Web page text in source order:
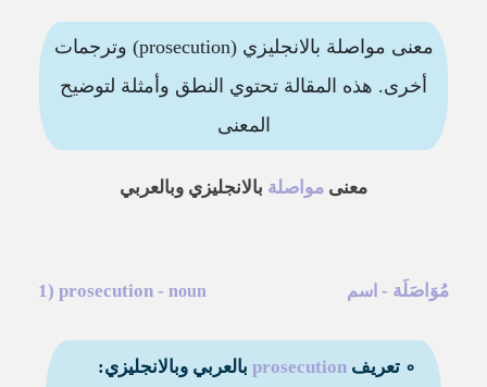
معنى مواصلة بالانجليزي (prosecution) وترجمات
أخرى. هذه المقالة تحتوي النطق وأمثلة لتوضيح
المعنى
معنى مواصلة بالانجليزي وبالعربي
مُوَاصَلَة - اسم 1) prosecution - noun
∘ تعريفprosecution بالعربي وبالانجليزي: